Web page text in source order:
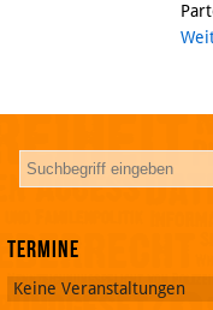
Termine
Keine Veranstaltungen